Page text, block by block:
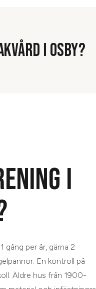
I OSBY?
I
per år, gärna 2
En kontroll på
Äldre hus från 1900-